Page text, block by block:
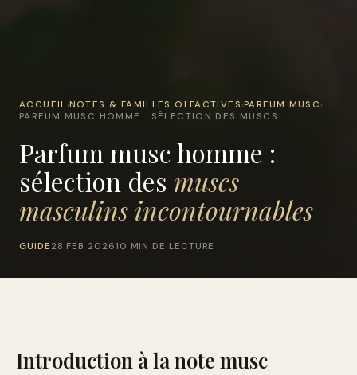
ACCUEIL ›NOTES & FAMILLES OLFACTIVES ›PARFUM MUSC ›
PARFUM MUSC HOMME : SÉLECTION DES MUSCS
Parfum musc homme :
sélection des muscs
masculins incontournables
GUIDE 28 FEB 202610 MIN DE LECTURE
Introduction à la note musc